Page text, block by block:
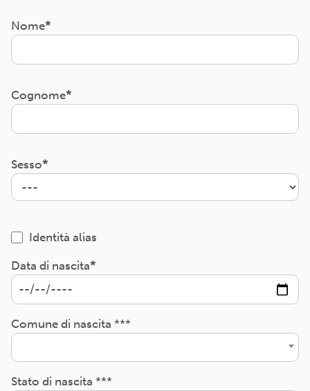
Nome
Cognome
Sesso
Identità alias
Data di nascita
Comune di nascita ***
Stato di nascita ***